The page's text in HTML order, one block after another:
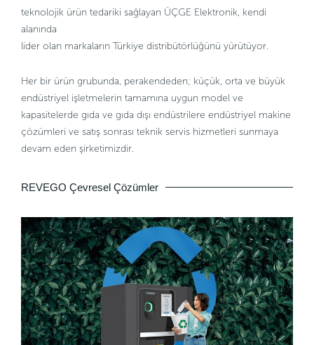
teknolojik ürün tedariki sağlayan ÜÇGE Elektronik, kendi
alanında
lider olan markaların Türkiye distribütörlüğünü yürütüyor.
Her bir ürün grubunda, perakendeden; küçük, orta ve büyük
endüstriyel işletmelerin tamamına uygun model ve
kapasitelerde gıda ve gıda dışı endüstrilere endüstriyel makine
çözümleri ve satış sonrası teknik servis hizmetleri sunmaya
devam eden şirketimizdir.
REVEGO Çevresel Çözümler